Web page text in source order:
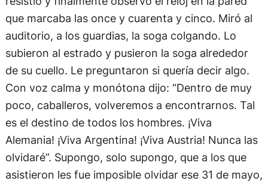
que marcaba las once y cuarenta y cinco. Miró al
auditorio, a los guardias, la soga colgando. Lo
subieron al estrado y pusieron la soga alrededor
de su cuello. Le preguntaron si quería decir algo.
Con voz calma y monótona dijo: “Dentro de muy
poco, caballeros, volveremos a encontrarnos. Tal
es el destino de todos los hombres. ¡Viva
Alemania! ¡Viva Argentina! ¡Viva Austria! Nunca las
olvidaré”. Supongo, solo supongo, que a los que
asistieron les fue imposible olvidar ese 31 de mayo,